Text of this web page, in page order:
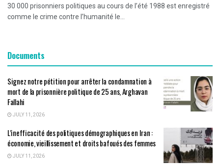
30 000 prisonniers politiques au cours de l’été 1988 est enregistré
comme le crime contre l’humanité le...
Documents
Signez notre pétition pour arrêter la condamnation à
mort de la prisonnière politique de 25 ans, Arghavan
Fallahi
JULY 11, 2026
L’inefficacité des politiques démographiques en Iran :
économie, vieillissement et droits bafoués des femmes
JULY 11, 2026